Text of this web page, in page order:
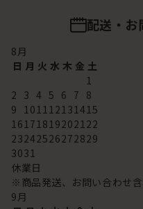
配送・お
8月
日 月 火 水 木 金 土
1
2 3 4 5 6 7 8
9 101112131415
16171819202122
23242526272829
3031
休業日
※商品発送、お問い合わせ含
9月